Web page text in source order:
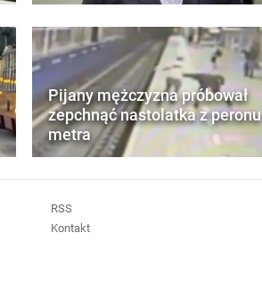
Pijany mężczyzna próbował
zepchnąć nastolatka z peronu
metra
RSS
Kontakt